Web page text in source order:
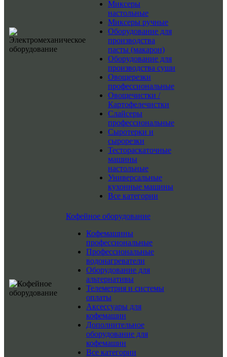
Миксеры
настольные
Миксеры ручные
Оборудование для
производства
пасты (макарон)
Оборудование для
производства суши
Овощерезки
профессиональные
Овощечистки /
Картофелечистки
Слайсеры
профессиональные
Сыротерки и
сырорезки
Тестораскаточные
машины
настольные
Универсальные
кухонные машины
Все категории
Кофейное оборудование
Кофемашины
профессиональные
Профессиональные
водонагреватели
Оборудование для
альтернативы
Телеметрия и системы
оплаты
Аксессуары для
кофемашин
Дополнительное
оборудование для
кофемашин
Все категории